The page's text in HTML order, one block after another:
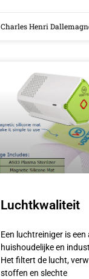
Charles Henri
Luchtkwaliteit
Een luchtreiniger is
huishoudelijke en
Het filtert de lucht,
stoffen en slechte